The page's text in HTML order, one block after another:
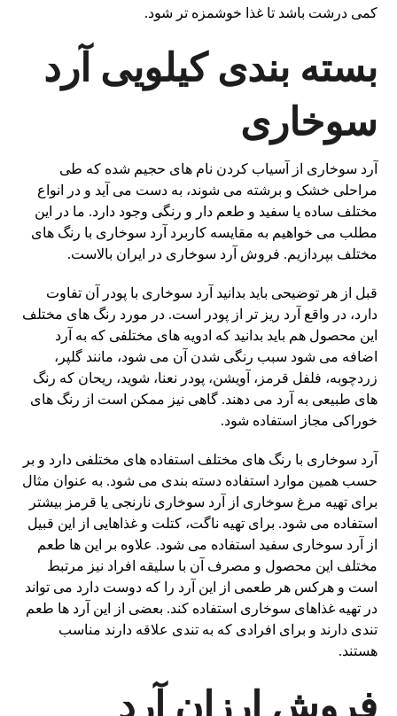
کمی درشت باشد تا غذا خوشمزه تر شود.
بسته بندی کیلویی آرد
سوخاری
آرد سوخاری از آسیاب کردن نام های حجیم شده که طی
مراحلی خشک و برشته می شوند، به دست می آید و در انواع
مختلف ساده یا سفید و طعم دار و رنگی وجود دارد. ما در این
مطلب می خواهیم به مقایسه کاربرد آرد سوخاری با رنگ های
مختلف بپردازیم. فروش آرد سوخاری در ایران بالاست.
قبل از هر توضیحی باید بدانید آرد سوخاری با پودر آن تفاوت
دارد، در واقع آرد ریز تر از پودر است. در مورد رنگ های مختلف
این محصول هم باید بدانید که ادویه های مختلفی که به آرد
اضافه می شود سبب رنگی شدن آن می شود، مانند گلپر،
زردچوبه، فلفل قرمز، آویشن، پودر نعنا، شوید، ریحان که رنگ
های طبیعی به آرد می دهند. گاهی نیز ممکن است از رنگ های
خوراکی مجاز استفاده شود.
آرد سوخاری با رنگ های مختلف استفاده های مختلفی دارد و بر
حسب همین موارد استفاده دسته بندی می شود. به عنوان مثال
برای تهیه مرغ سوخاری از آرد سوخاری نارنجی یا قرمز بیشتر
استفاده می شود. برای تهیه ناگت، کتلت و غذاهایی از این قبیل
از آرد سوخاری سفید استفاده می شود. علاوه بر این ها طعم
مختلف این محصول و مصرف آن با سلیقه افراد نیز مرتبط
است و هرکس هر طعمی از این آرد را که دوست دارد می تواند
در تهیه غذاهای سوخاری استفاده کند. بعضی از این آرد ها طعم
تندی دارند و برای افرادی که به تندی علاقه دارند مناسب
هستند.
فروش ارزان آرد